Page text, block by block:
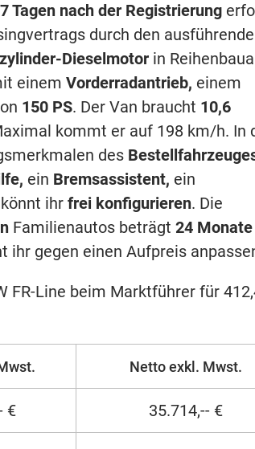
7 Tagen nach der Registrierung
durch den
Dieselmotor in
einem Vorderradantrieb, einem
150 PS. Der Van braucht 10,6
kommt er auf 198 km/h. In
des
ein Bremsassistent, ein
ihr frei konfigurieren. Die
Familienautos beträgt 24 Monate
ihr gegen einen Aufpreis
FR-Line beim Marktführer für
Netto exkl. Mwst.
€ 35.714,-- €